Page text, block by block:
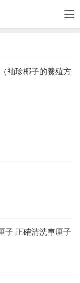
袖珍椰子的養殖方
子 正確清洗車厘子